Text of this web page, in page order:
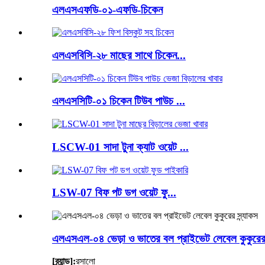
এলএসএফডি-০১-এফডি-চিকেন
এলএসবিসি-২৮ মাছের সাথে চিকেন...
এলএসসিটি-০১ চিকেন টিউব পাউচ ...
LSCW-01 সাদা টুনা ক্যাট ওয়েট ...
LSW-07 বিফ পট ডগ ওয়েট ফু...
এলএসএল-০৪ ভেড়া ও ভাতের বল প্রাইভেট লেবেল কুকুরের
[ব্র্যান্ড]:রসালো